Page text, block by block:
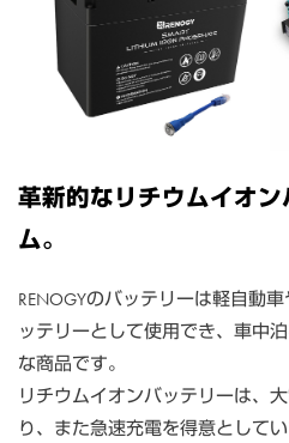
革新的なリチウムイオン
ム。
RENOGYのバッテリーは軽自動
ッテリーとして使用でき、車中
な商品です。
リチウムイオンバッテリーは、
り、また急速充電を得意としてい